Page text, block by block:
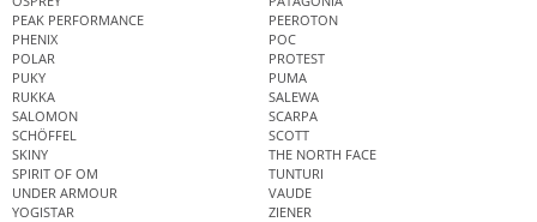
PEAK PERFORMANCE
PEEROTON
PHENIX
POC
POLAR
PROTEST
PUKY
PUMA
RUKKA
SALEWA
SALOMON
SCARPA
SCHÖFFEL
SCOTT
SKINY
THE NORTH FACE
SPIRIT OF OM
TUNTURI
UNDER ARMOUR
VAUDE
YOGISTAR
ZIENER